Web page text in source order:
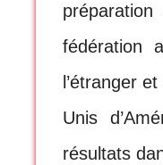
fédération
l’étranger
Unis
résultats